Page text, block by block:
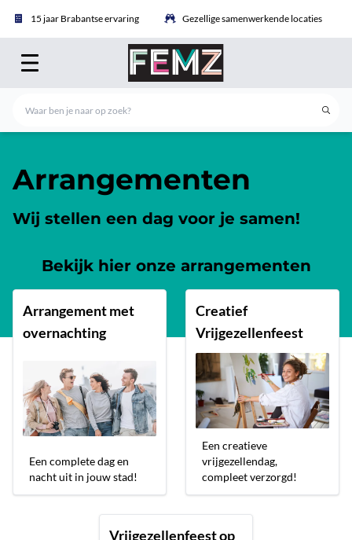
15 jaar Brabantse ervaring Gezellige samenwerkende locaties
Arrangementen
Wij stellen een dag voor je samen!
Bekijk hier onze arrangementen
Arrangement met
overnachting
Een complete dag en
nacht uit in jouw stad!
Creatief
Vrijgezellenfeest
Een creatieve
vrijgezellendag,
compleet verzorgd!
Vrijgezellenfeest op